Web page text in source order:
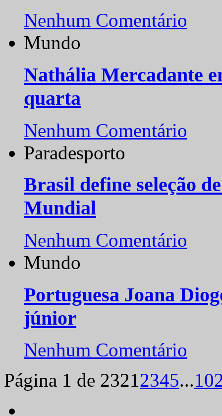
Nenhum Comentário
Mundo
Nathália Mercadante
quarta
Nenhum Comentário
Paradesporto
Brasil define seleção
Mundial
Nenhum Comentário
Mundo
Portuguesa Joana
júnior
Nenhum Comentário
Página 1 de 23212345...10